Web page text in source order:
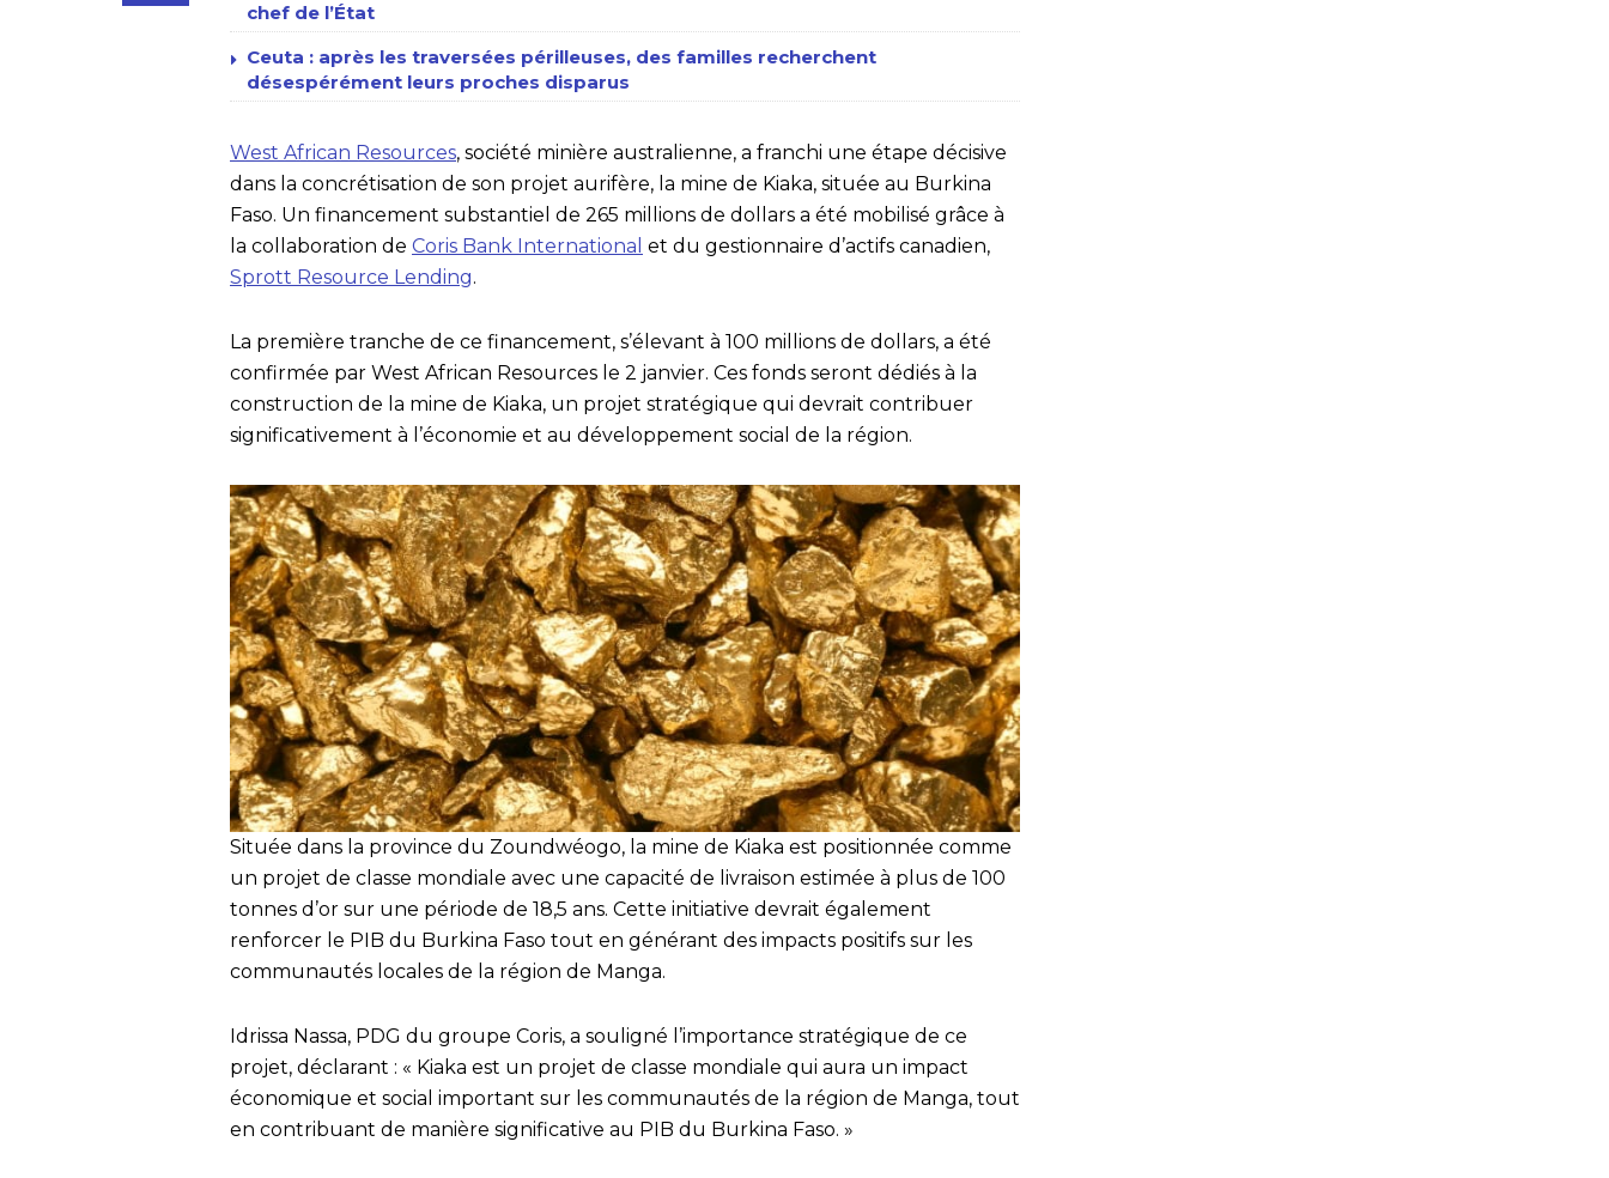
chef de l’État
Ceuta : après les traversées périlleuses, des familles recherchent
désespérément leurs proches disparus
West African Resources, société minière australienne, a franchi une étape décisive
dans la concrétisation de son projet aurifère, la mine de Kiaka, située au Burkina
Faso. Un financement substantiel de 265 millions de dollars a été mobilisé grâce à
la collaboration de Coris Bank International et du gestionnaire d’actifs canadien,
Sprott Resource Lending.
La première tranche de ce financement, s’élevant à 100 millions de dollars, a été
confirmée par West African Resources le 2 janvier. Ces fonds seront dédiés à la
construction de la mine de Kiaka, un projet stratégique qui devrait contribuer
significativement à l’économie et au développement social de la région.
Située dans la province du Zoundwéogo, la mine de Kiaka est positionnée comme
un projet de classe mondiale avec une capacité de livraison estimée à plus de 100
tonnes d’or sur une période de 18,5 ans. Cette initiative devrait également
renforcer le PIB du Burkina Faso tout en générant des impacts positifs sur les
communautés locales de la région de Manga.
Idrissa Nassa, PDG du groupe Coris, a souligné l’importance stratégique de ce
projet, déclarant : « Kiaka est un projet de classe mondiale qui aura un impact
économique et social important sur les communautés de la région de Manga, tout
en contribuant de manière significative au PIB du Burkina Faso. »